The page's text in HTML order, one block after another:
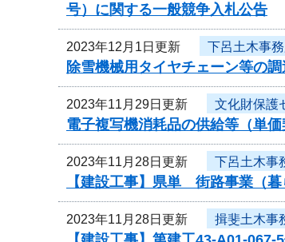
号）に関する一般競争入札公告
2023年12月1日更新 下呂土木事
除雪機械用タイヤチェーン等の
2023年11月29日更新 文化財保護
電子複写機消耗品の供給等（単
2023年11月28日更新 下呂土木事
【建設工事】県単 街路事業（
2023年11月28日更新 揖斐土木事